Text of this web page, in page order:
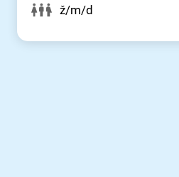
ž/m/d